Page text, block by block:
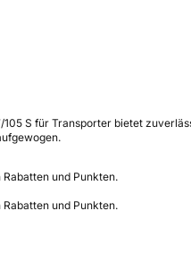
105 S für Transporter bietet
und Punkten.
und Punkten.